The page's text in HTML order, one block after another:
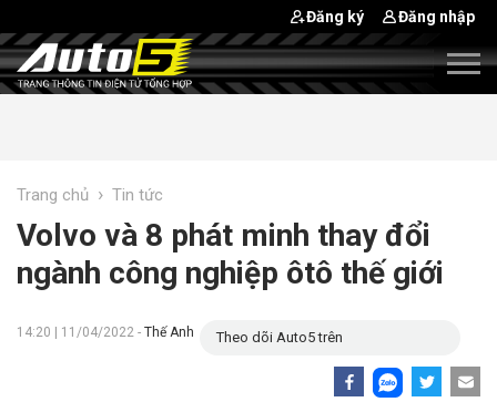
Đăng ký Đăng nhập
Trang chủ › Tin tức
Volvo và 8 phát minh thay đổi
ngành công nghiệp ôtô thế giới
14:20 | 11/04/2022 - Thế Anh Theo dõi Auto5 trên